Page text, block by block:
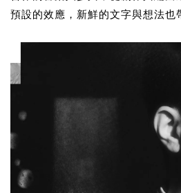
預設的效應，新鮮的文字與想法也